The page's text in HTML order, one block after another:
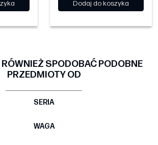
Dodaj do koszyka
SPODOBAĆ PODOBNE
PRZEDMIOTY OD
SERIA
WAGA